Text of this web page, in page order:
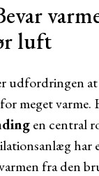
luft
udfordringen
meget varme.
en central
har
fra den